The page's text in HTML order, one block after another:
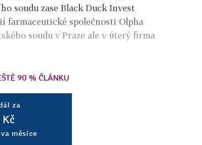
soudu zase Black Duck Invest
farmaceutické společnosti Olpha
soudu v Praze ale v úterý firma
90 % ČLÁNKU
za
měsíce